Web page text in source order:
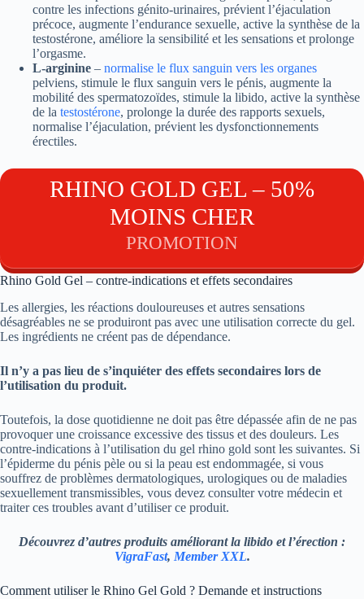
contre les infections génito-urinaires, prévient l’éjaculation
précoce, augmente l’endurance sexuelle, active la synthèse de la
testostérone, améliore la sensibilité et les sensations et prolonge
l’orgasme.
L-arginine – normalise le flux sanguin vers les organes
pelviens, stimule le flux sanguin vers le pénis, augmente la
mobilité des spermatozoïdes, stimule la libido, active la synthèse
de la testostérone, prolonge la durée des rapports sexuels,
normalise l’éjaculation, prévient les dysfonctionnements
érectiles.
RHINO GOLD GEL – 50%
MOINS CHER
PROMOTION
Rhino Gold Gel – contre-indications et effets secondaires
Les allergies, les réactions douloureuses et autres sensations
désagréables ne se produiront pas avec une utilisation correcte du gel.
Les ingrédients ne créent pas de dépendance.
Il n’y a pas lieu de s’inquiéter des effets secondaires lors de
l’utilisation du produit.
Toutefois, la dose quotidienne ne doit pas être dépassée afin de ne pas
provoquer une croissance excessive des tissus et des douleurs. Les
contre-indications à l’utilisation du gel rhino gold sont les suivantes. Si
l’épiderme du pénis pèle ou si la peau est endommagée, si vous
souffrez de problèmes dermatologiques, urologiques ou de maladies
sexuellement transmissibles, vous devez consulter votre médecin et
traiter ces troubles avant d’utiliser ce produit.
Découvrez d’autres produits améliorant la libido et l’érection :
VigraFast, Member XXL.
Comment utiliser le Rhino Gel Gold ? Demande et instructions